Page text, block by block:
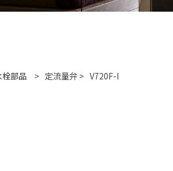
栓部品 > 定流量弁 > V720F-I